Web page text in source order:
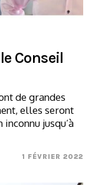
Conseil
de grandes
elles seront
jusqu’à
1 FÉVRIER 2022